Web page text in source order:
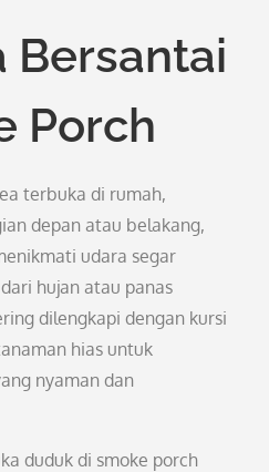
Bersantai
Porch
terbuka di rumah,
depan atau belakang,
udara segar
hujan atau panas
dilengkapi dengan kursi
hias untuk
nyaman dan
duduk di smoke porch